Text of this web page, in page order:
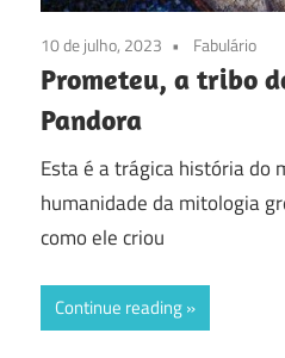
10 de julho, 2023 Fabulário
Prometeu, a tribo
Pandora
Esta é a trágica história do
humanidade da mitologia
como ele criou
Continue reading